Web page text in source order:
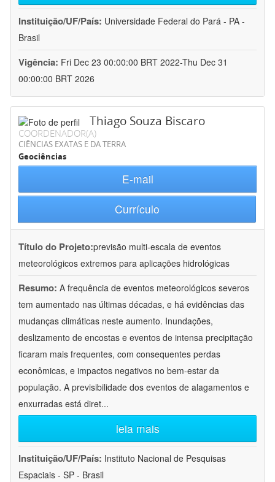
Instituição/UF/País: Universidade Federal do Pará - PA -
Brasil
Vigência: Fri Dec 23 00:00:00 BRT 2022-Thu Dec 31
00:00:00 BRT 2026
Thiago Souza Biscaro
COORDENADOR(A)
CIÊNCIAS EXATAS E DA TERRA
Geociências
E-mail
Currículo
Título do Projeto:previsão multi-escala de eventos
meteorológicos extremos para aplicações hidrológicas
Resumo: A frequência de eventos meteorológicos severos
tem aumentado nas últimas décadas, e há evidências das
mudanças climáticas neste aumento. Inundações,
deslizamento de encostas e eventos de intensa precipitação
ficaram mais frequentes, com consequentes perdas
econômicas, e impactos negativos no bem-estar da
população. A previsibilidade dos eventos de alagamentos e
enxurradas está diret...
leia mais
Instituição/UF/País: Instituto Nacional de Pesquisas
Espaciais - SP - Brasil